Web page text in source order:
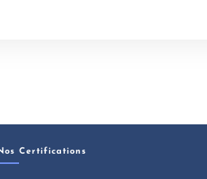
Certifications